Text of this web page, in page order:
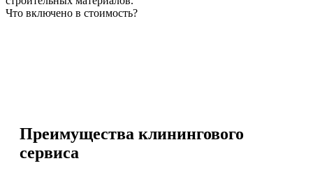
Что включено в стоимость?
Преимущества клинингового
сервиса